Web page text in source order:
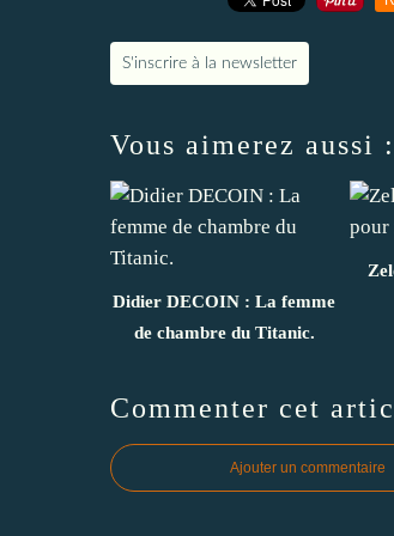
S'inscrire à la newsletter
Vous aimerez aussi :
Didier DECOIN : La femme
de chambre du Titanic.
Commenter cet
Ajouter un commentaire